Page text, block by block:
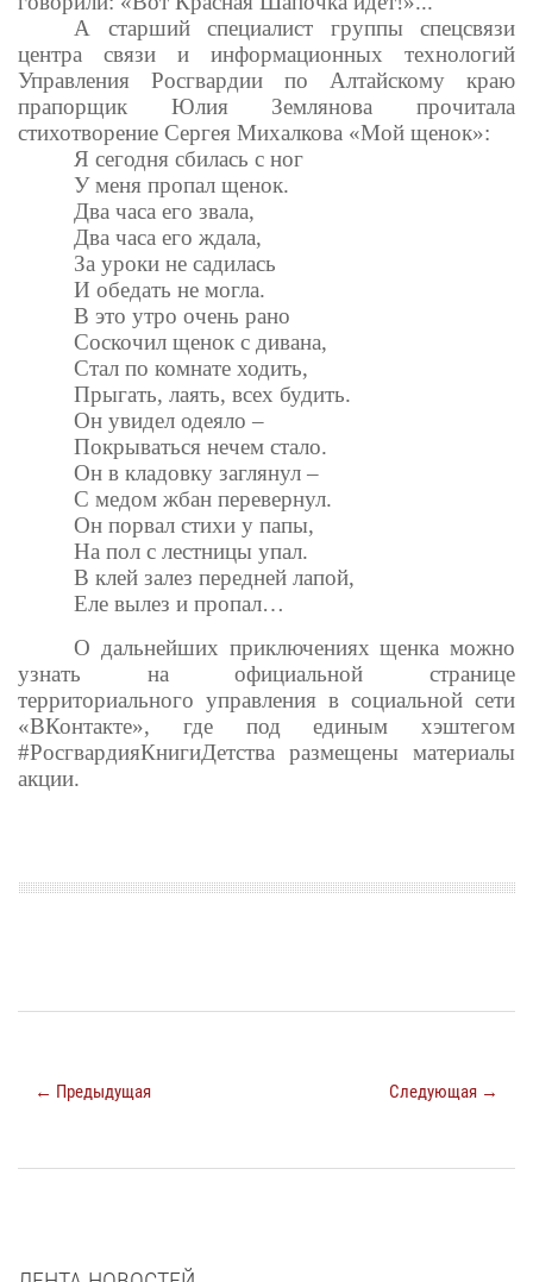
А старший специалист группы спецсвязи
центра связи и информационных технологий
Управления Росгвардии по Алтайскому краю
прапорщик Юлия Землянова прочитала
стихотворение Сергея Михалкова «Мой щенок»:
Я сегодня сбилась с ног
У меня пропал щенок.
Два часа его звала,
Два часа его ждала,
За уроки не садилась
И обедать не могла.
В это утро очень рано
Соскочил щенок с дивана,
Стал по комнате ходить,
Прыгать, лаять, всех будить.
Он увидел одеяло –
Покрываться нечем стало.
Он в кладовку заглянул –
С медом жбан перевернул.
Он порвал стихи у папы,
На пол с лестницы упал.
В клей залез передней лапой,
Еле вылез и пропал…
О дальнейших приключениях щенка можно
узнать на официальной странице
территориального управления в социальной сети
«ВКонтакте», где под единым хэштегом
#РосгвардияКнигиДетства размещены материалы
акции.
← Предыдущая Следующая →